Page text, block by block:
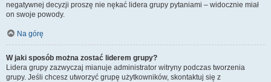
negatywnej decyzji proszę nie nękać lidera grupy pytaniami – widocznie miał
on swoje powody.
Na górę
W jaki sposób można zostać liderem grupy?
Lidera grupy zazwyczaj mianuje administrator witryny podczas tworzenia
grupy. Jeśli chcesz utworzyć grupę użytkowników, skontaktuj się z